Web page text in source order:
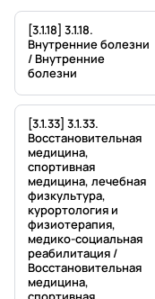
[3.1.18] 3.1.18.
Внутренние болезни
/ Внутренние
болезни
[3.1.33] 3.1.33.
Восстановительная
медицина,
спортивная
медицина, лечебная
физкультура,
курортология и
физиотерапия,
медико-социальная
реабилитация /
Восстановительная
медицина,